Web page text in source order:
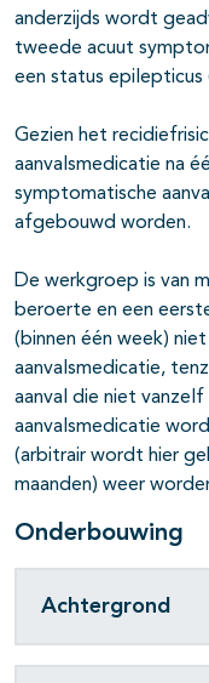
open- en
open- en
anderzijds wordt
tweede acuut
een status epilepticus
Gezien het
aanvalsmedicatie na
symptomatische
afgebouwd worden.
De werkgroep is van
beroerte en een
(binnen één week)
aanvalsmedicatie,
aanval die niet
aanvalsmedicatie
(arbitrair wordt hier
maanden) weer
Onderbouwing
Achtergrond